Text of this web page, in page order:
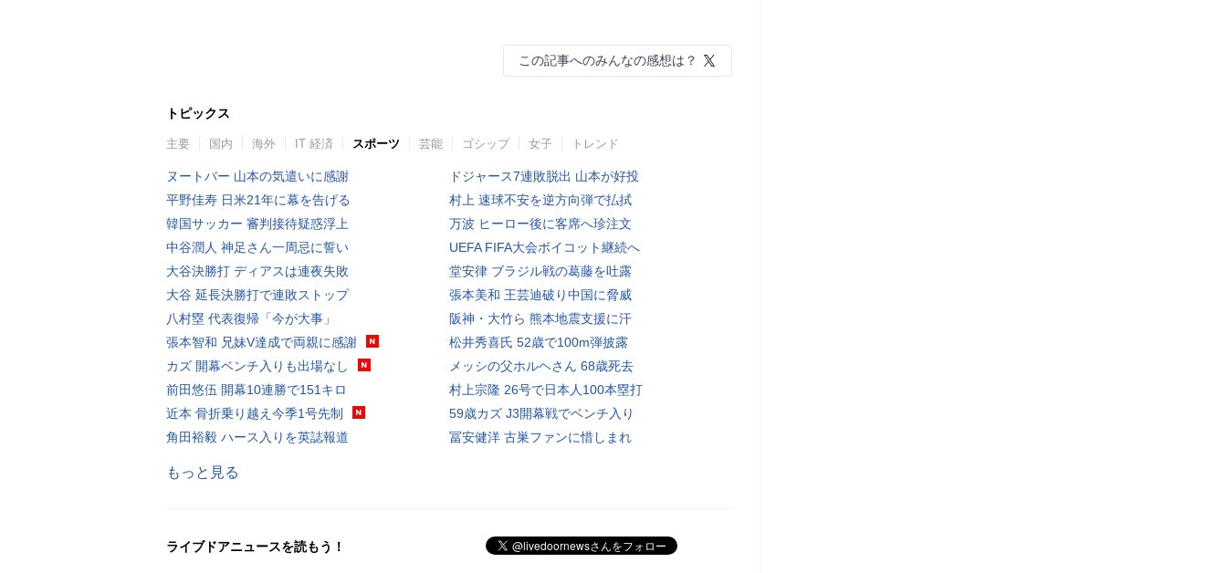
この記事へのみんなの感想は？
トピックス
主要 国内 海外 IT 経済 スポーツ 芸能 ゴシップ 女子 トレンド
ヌートバー 山本の気遣いに感謝
平野佳寿 日米21年に幕を告げる
韓国サッカー 審判接待疑惑浮上
中谷潤人 神足さん一周忌に誓い
大谷決勝打 ディアスは連夜失敗
大谷 延長決勝打で連敗ストップ
八村塁 代表復帰「今が大事」
張本智和 兄妹V達成で両親に感謝
カズ 開幕ベンチ入りも出場なし
前田悠伍 開幕10連勝で151キロ
近本 骨折乗り越え今季1号先制
角田裕毅 ハース入りを英誌報道
ドジャース7連敗脱出 山本が好投
村上 速球不安を逆方向弾で払拭
万波 ヒーロー後に客席へ珍注文
UEFA FIFA大会ボイコット継続へ
堂安律 ブラジル戦の葛藤を吐露
張本美和 王芸迪破り中国に脅威
阪神・大竹ら 熊本地震支援に汗
松井秀喜氏 52歳で100m弾披露
メッシの父ホルヘさん 68歳死去
村上宗隆 26号で日本人100本塁打
59歳カズ J3開幕戦でベンチ入り
冨安健洋 古巣ファンに惜しまれ
もっと見る
ライブドアニュースを読もう！